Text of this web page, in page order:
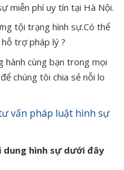
miễn phí uy tín tại Hà Nội.
tội trạng hình sự.Có thể
trợ pháp lý ?
hành cùng bạn trong mọi
chúng tôi chia sẻ nỗi lo
vấn pháp luật hình sự
dung hình sự dưới đây